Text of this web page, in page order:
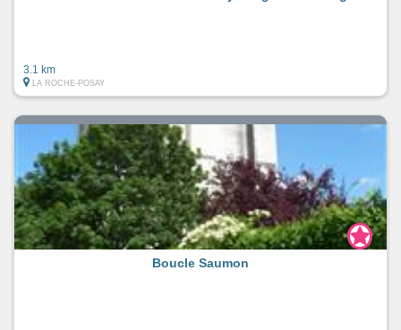
3.1 km
LA ROCHE-POSAY
Boucle Saumon